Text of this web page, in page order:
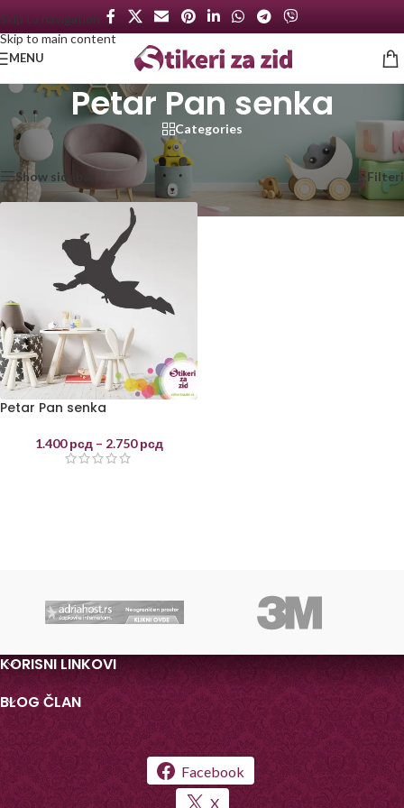
Skip to navigation
Skip to main content
MENU
Petar Pan senka
Categories
Početna
Proizvod označen „Petar Pan senka“ Prikazan jedan rezultat
Show sidebar Filteri
Petar Pan senka
1.400рсд – 2.750рсд
KORISNI LINKOVI
BLOG ČLAN
Facebook
X